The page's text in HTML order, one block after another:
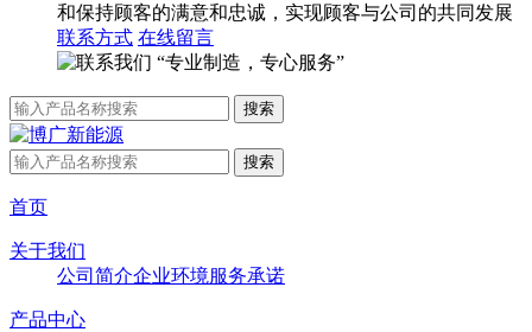
和保持顾客的满意和忠诚，实现顾客与公司的共同发展
联系方式 在线留言
“专业制造，专心服务”
首页
关于我们
公司简介企业环境服务承诺
产品中心